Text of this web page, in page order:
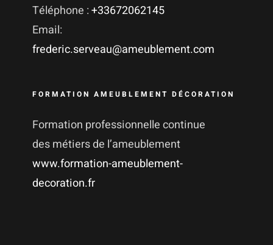
Téléphone :+33672062145
Email:
frederic.serveau@ameublement.com
FORMATION AMEUBLEMENT DÉCORATION
Formation professionnelle continue
des métiers de l’ameublement
www.formation-ameublement-
decoration.fr